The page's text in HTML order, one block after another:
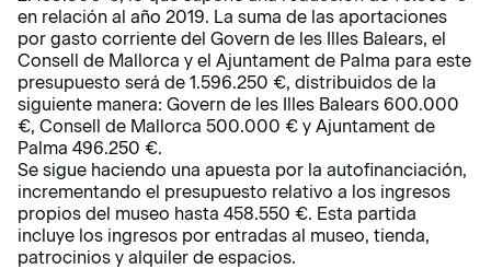
en relación al año 2019. La suma de las aportaciones
por gasto corriente del Govern de les Illes Balears, el
Consell de Mallorca y el Ajuntament de Palma para este
presupuesto será de 1.596.250 €, distribuidos de la
siguiente manera: Govern de les Illes Balears 600.000
€, Consell de Mallorca 500.000 € y Ajuntament de
Palma 496.250 €.
Se sigue haciendo una apuesta por la autofinanciación,
incrementando el presupuesto relativo a los ingresos
propios del museo hasta 458.550 €. Esta partida
incluye los ingresos por entradas al museo, tienda,
patrocinios y alquiler de espacios.